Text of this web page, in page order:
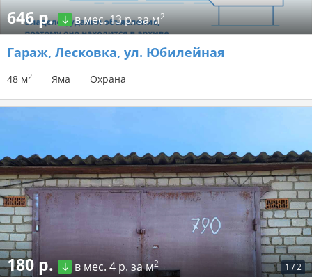
646 р. в мес.13 р. за м2
Гараж, Лесковка, ул. Юбилейная
48 м2 Яма Охрана
1 /2
180 р. в мес.4 р. за м2